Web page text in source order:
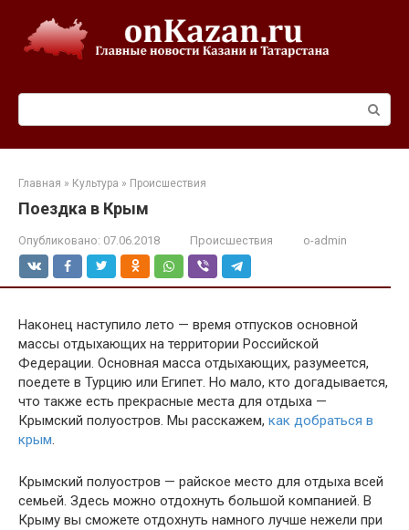
контенту
Главная » Культура » Происшествия
Поездка в Крым
Опубликовано: 07.06.2018 Происшествия o-admin
Наконец наступило лето — время отпусков основной
массы отдыхающих на территории Российской
Федерации. Основная масса отдыхающих, разумеется,
поедете в Турцию или Египет. Но мало, кто догадывается,
что также есть прекрасные места для отдыха —
Крымский полуостров. Мы расскажем, как добраться в
крым.
Крымский полуостров — райское место для отдыха всей
семьей. Здесь можно отдохнуть большой компанией. В
Крыму вы сможете отдохнуть намного лучше нежели при